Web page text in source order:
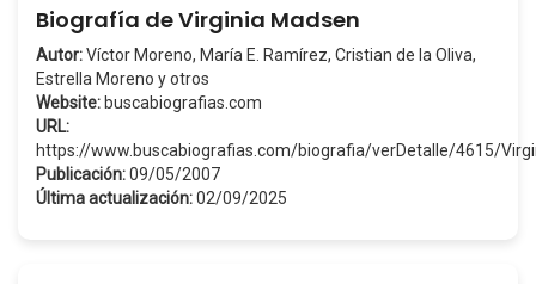
Biografía de Virginia Madsen
Autor:Víctor Moreno, María E. Ramírez, Cristian de la Oliva,
Estrella Moreno y otros
Website: buscabiografias.com
URL:
https://www.buscabiografias.com/biografia/verDetalle/4615/
Publicación:09/05/2007
Última actualización:02/09/2025